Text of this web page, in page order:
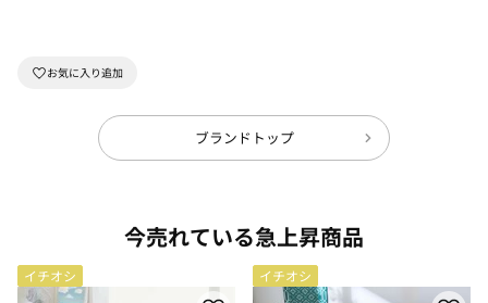
ブランドトップ
今売れている急上昇商品
イチオシ イチオシ